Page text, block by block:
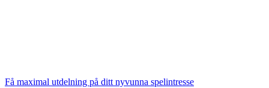
Få maximal utdelning på ditt nyvunna spelintresse